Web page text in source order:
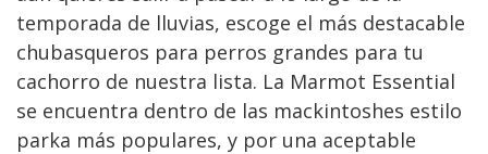
temporada de lluvias, escoge el más destacable
chubasqueros para perros grandes para tu
cachorro de nuestra lista. La Marmot Essential
se encuentra dentro de las mackintoshes estilo
parka más populares, y por una aceptable